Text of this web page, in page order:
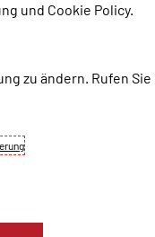
und Cookie Policy.
zu ändern. Rufen Sie